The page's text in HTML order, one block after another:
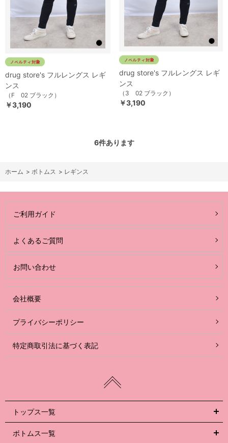
drug store's フルレングス レギ
ンス
（F 02 ブラック）
￥3,190
drug store's フルレングス レギ
ンス
（3 02 ブラック）
￥3,190
6件あります
ホーム > ボトムス > レギンス
ご利用ガイド
よくあるご質問
お問い合わせ
会社概要
プライバシーポリシー
特定商取引法に基づく表記
トップス一覧
ボトムス一覧